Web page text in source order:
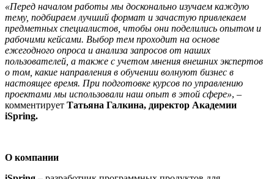
«Перед началом работы мы досконально изучаем каждую
тему, подбираем лучший формат и зачастую привлекаем
предметных специалистов, чтобы они поделились опытом и
рабочими кейсами. Выбор тем проходит на основе
ежегодного опроса и анализа запросов от наших
пользователей, а также с учетом мнения внешних экспертов
о том, какие направления в обучении волнуют бизнес в
настоящее время. При подготовке курсов по управлению
проектами мы использовали наш опыт в этой сфере», –
комментирует Татьяна Галкина, директор Академии
iSpring.
О компании